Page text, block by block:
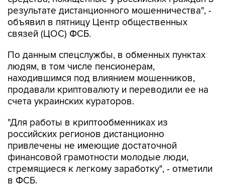
результате дистанционного мошенничества", -
объявил в пятницу Центр общественных
связей (ЦОС) ФСБ.
По данным спецслужбы, в обменных пунктах
людям, в том числе пенсионерам,
находившимся под влиянием мошенников,
продавали криптовалюту и переводили ее на
счета украинских кураторов.
"Для работы в криптообменниках из
российских регионов дистанционно
привлечены не имеющие достаточной
финансовой грамотности молодые люди,
стремящиеся к легкому заработку", - отметили
в ФСБ.